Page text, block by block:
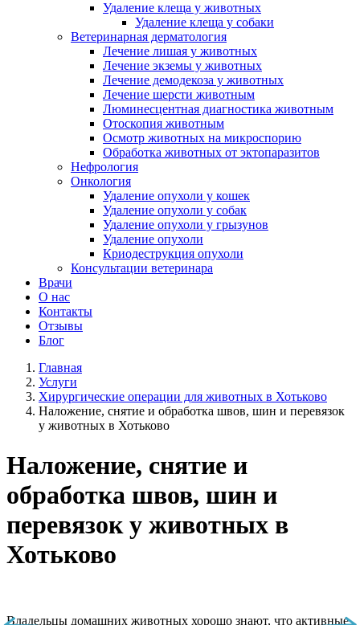
Удаление клеща у животных
Удаление клеща у собаки
Ветеринарная дерматология
Лечение лишая у животных
Лечение экземы у животных
Лечение демодекоза у животных
Лечение шерсти животным
Люминесцентная диагностика животным
Отоскопия животным
Осмотр животных на микроспорию
Обработка животных от эктопаразитов
Нефрология
Онкология
Удаление опухоли у кошек
Удаление опухоли у собак
Удаление опухоли у грызунов
Удаление опухоли
Криодеструкция опухоли
Консультации ветеринара
Врачи
О нас
Контакты
Отзывы
Блог
Главная
Услуги
Хирургические операции для животных в Хотьково
Наложение, снятие и обработка швов, шин и перевязок
у животных в Хотьково
Наложение, снятие и
обработка швов, шин и
перевязок у животных в
Хотьково
Владельцы домашних животных хорошо знают, что активные